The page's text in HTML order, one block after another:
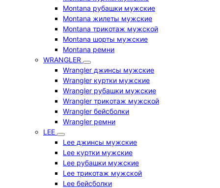
Montana рубашки мужские
Montana жилеты мужские
Montana трикотаж мужской
Montana шорты мужские
Montana ремни
WRANGLER
Wrangler джинсы мужские
Wrangler куртки мужские
Wrangler рубашки мужские
Wrangler трикотаж мужской
Wrangler бейсболки
Wrangler ремни
LEE
Lee джинсы мужские
Lee куртки мужские
Lee рубашки мужские
Lee трикотаж мужской
Lee бейсболки